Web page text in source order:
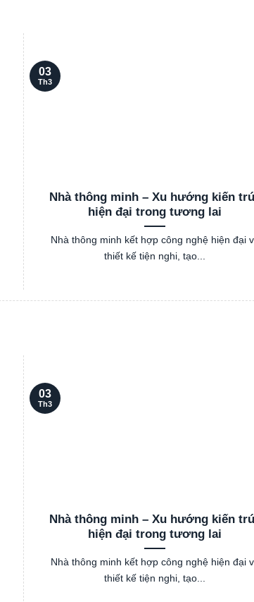
Nhà thông minh – Xu hướng kiến
hiện đại trong tương lai
Nhà thông minh kết hợp công nghệ hiện đại
thiết kế tiện nghi, tạo...
03
Th3
Nhà thông minh – Xu hướng kiến
hiện đại trong tương lai
Nhà thông minh kết hợp công nghệ hiện đại
thiết kế tiện nghi, tạo...
03
Th3